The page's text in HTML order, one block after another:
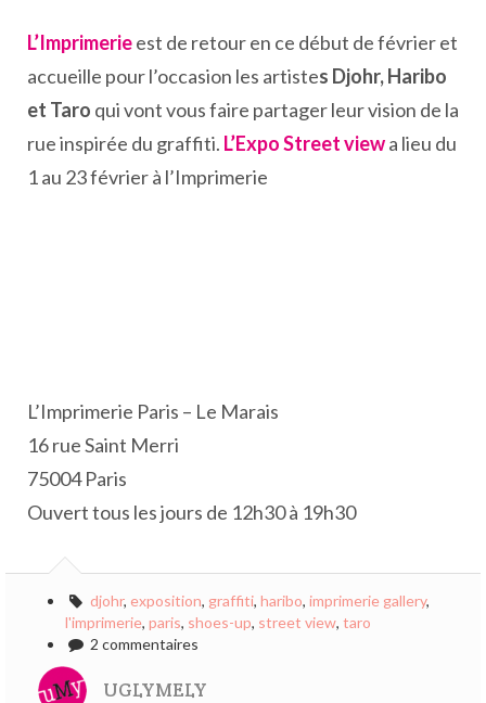
L’Imprimerieest de retour en ce début de février et
accueille pour l’occasion les artistes Djohr, Haribo
et Taro qui vont vous faire partager leur vision de la
rue inspirée du graffiti. L’Expo Street viewa lieu du
1 au 23 février à l’Imprimerie
L’Imprimerie Paris – Le Marais
16 rue Saint Merri
75004 Paris
Ouvert tous les jours de 12h30 à 19h30
djohr, exposition, graffiti, haribo, imprimerie gallery,
l'imprimerie, paris, shoes-up, street view, taro
2 commentaires
UGLYMELY